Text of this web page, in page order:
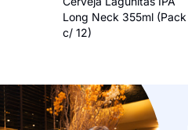
Long Neck 355ml (Pack
c/ 12)